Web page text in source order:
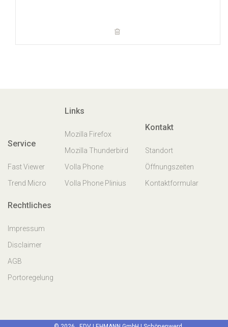
Service
Fast Viewer
Trend Micro
Links
Mozilla Firefox
Mozilla Thunderbird
Volla Phone
Volla Phone Plinius
Kontakt
Standort
Öffnungszeiten
Kontaktformular
Rechtliches
Impressum
Disclaimer
AGB
Portoregelung